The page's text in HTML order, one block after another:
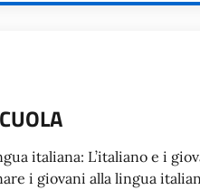
italiana: L’italiano e i
i giovani alla lingua